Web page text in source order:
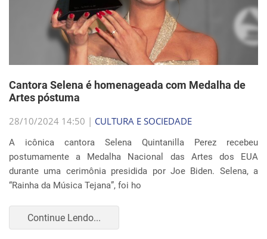
Cantora Selena é homenageada com Medalha de
Artes póstuma
28/10/2024 14:50 | CULTURA E SOCIEDADE
A icônica cantora Selena Quintanilla Perez recebeu
postumamente a Medalha Nacional das Artes dos EUA
durante uma cerimônia presidida por Joe Biden. Selena, a
“Rainha da Música Tejana”, foi ho
Continue Lendo...